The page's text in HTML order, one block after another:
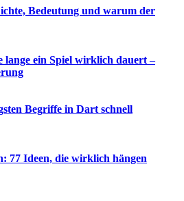
Bedeutung und warum der
lange ein Spiel wirklich dauert –
Begriffe in Dart schnell
77 Ideen, die wirklich hängen